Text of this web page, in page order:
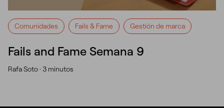
Comunidades Fails & Fame Gestión de marca
Fails and Fame Semana 9
Rafa Soto · 3 minutos